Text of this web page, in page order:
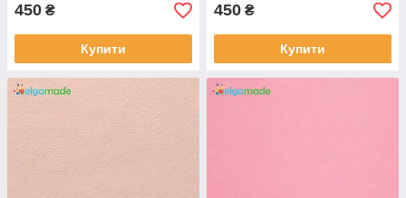
450 ₴
Купити
450 ₴
Купити